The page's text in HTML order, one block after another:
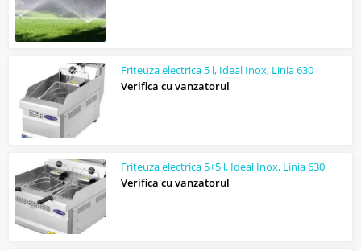
Friteuza electrica 5 l, Ideal Inox, Linia 630
Verifica cu vanzatorul
Friteuza electrica 5+5 l, Ideal Inox, Linia 630
Verifica cu vanzatorul